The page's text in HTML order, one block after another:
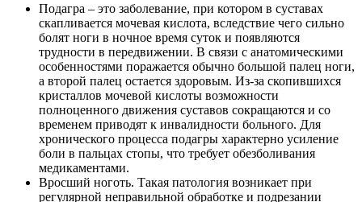
Подагра – это заболевание, при котором в суставах
скапливается мочевая кислота, вследствие чего сильно
болят ноги в ночное время суток и появляются
трудности в передвижении. В связи с анатомическими
особенностями поражается обычно большой палец ноги,
а второй палец остается здоровым. Из-за скопившихся
кристаллов мочевой кислоты возможности
полноценного движения суставов сокращаются и со
временем приводят к инвалидности больного. Для
хронического процесса подагры характерно усиление
боли в пальцах стопы, что требует обезболивания
медикаментами.
Вросший ноготь. Такая патология возникает при
регулярной неправильной обработке и подрезании